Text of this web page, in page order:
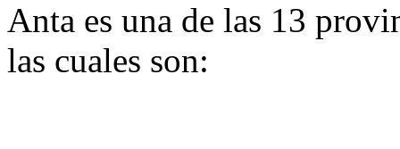
Anta es una de las 13
las cuales son: